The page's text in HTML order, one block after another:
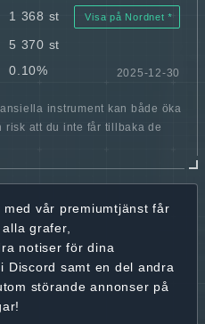
1 368 st Visa på Nordnet
5 370 st
0.10% 2025-12-30
instrument kan både öka
risk att du inte får tillbaka de
vår premiumtjänst får
alla grafer,
notiser för dina
Discord samt en del andra
störande annonser på